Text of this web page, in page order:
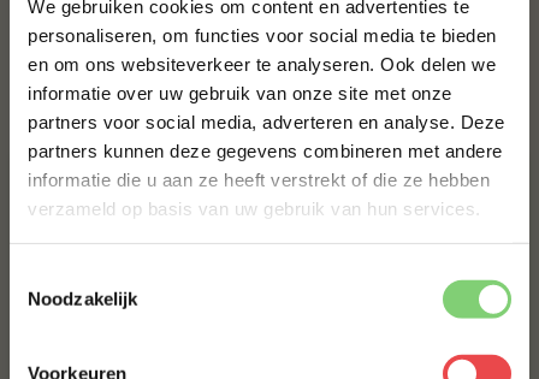
We gebruiken cookies om content en advertenties te
personaliseren, om functies voor social media te bieden
en om ons websiteverkeer te analyseren. Ook delen we
informatie over uw gebruik van onze site met onze
partners voor social media, adverteren en analyse. Deze
partners kunnen deze gegevens combineren met andere
informatie die u aan ze heeft verstrekt of die ze hebben
verzameld op basis van uw gebruik van hun services.
Noodzakelijk
Voorkeuren
€ 9,95
Bestel alles
Procureur
10% korting op je
eerste bestelling*
Schrijf je in voor onze nieuwsbrief en ontvang direct
10% korting op jouw eerste bestelling.
VOORNAAM
ACHTERNAAM